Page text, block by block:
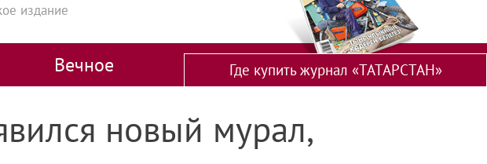
издание
Вечное Где купить журнал «ТАТАРСТАН»
новый мурал,